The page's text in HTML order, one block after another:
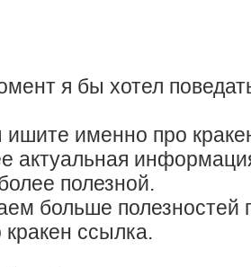
я бы хотел
именно про
актуальная
полезной.
больше полезностей
ссылка.